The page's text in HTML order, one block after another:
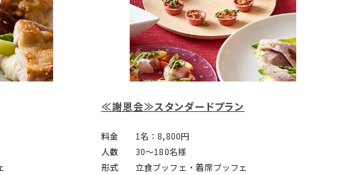
≪謝恩会≫スタンダードプラン
料金
1名：8,800円
人数
30～180名様
形式
立食ブッフェ・着席ブッフェ